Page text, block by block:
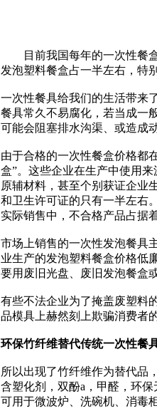
目前我国每年的一次性餐盒
发泡塑料餐盒占一半左右，特
一次性餐具给我们的生活带来
餐具常久不易腐化，若当成一
可能会阻塞排水沟渠、或造成
由于合格的一次性餐盒价格都
盒”。这些企业在生产中使用
原辅材料，甚至个别获证企业
和卫生许可证的只有一半左右
实际销售中，不合格产品占据
市场上销售的一次性发泡餐具
业生产的发泡塑料餐盒价格低
要用废旧光盘、废旧发泡餐盒
有些不法企业为了掩盖废塑料
品模具上赫然刻上欺骗消费者
环保竹纤维替代传统一次性餐
所以出现了竹纤维作为替代品
含塑化剂，双酚a，甲醛，环
可用于微波炉、洗碗机、消毒